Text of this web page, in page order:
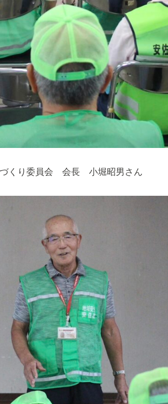
づくり委員会 会長 小堀昭男さん